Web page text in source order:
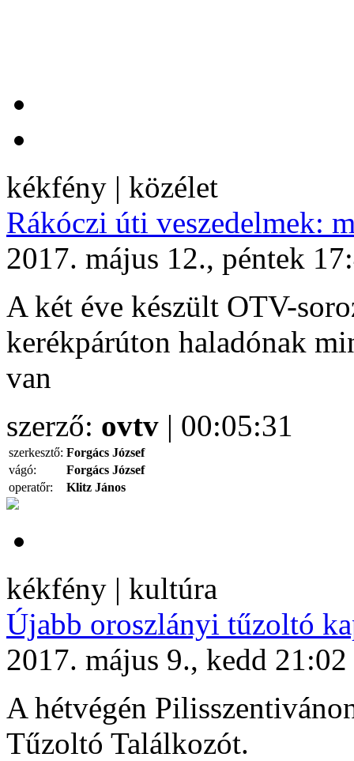
kékfény | közélet
Rákóczi úti veszedelmek:
2017. május 12., péntek
A két éve készült OTV-
kerékpárúton haladónak
van
szerző: ovtv | 00:05:31
szerkesztő: Forgács József
vágó:
Forgács József
operatőr:
Klitz János
kékfény | kultúra
Újabb oroszlányi tűzoltó
2017. május 9., kedd 21:02
A hétvégén
Tűzoltó Találkozót.